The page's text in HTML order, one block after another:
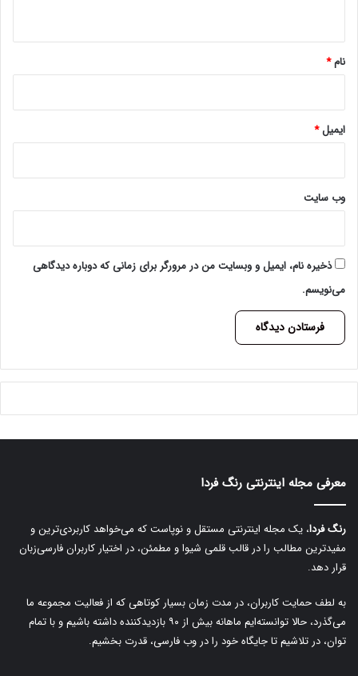
نام*
ایمیل*
وب‌ سایت
ذخیره نام، ایمیل و وبسایت من در مرورگر برای زمانی که دوباره دیدگاهی
می‌نویسم.
l
t
e
n
a
t
i
e
:
معرفی مجله اینترنتی رنگ فردا
رنگ فردا، یک مجله اینترنتی مستقل و نوپاست که می‌خواهد کاربردی‌ترین و
مفیدترین مطالب را در قالب قلمی شیوا و مطمئن، در اختیار کاربران فارسی‌زبان
قرار دهد.
به لطف حمایت کاربران، در مدت زمان بسیار کوتاهی که از فعالیت مجموعه ما
می‌گذرد، حالا توانسته‌ایم ماهانه بیش از ۹۰ بازدیدکننده داشته باشیم و با تمام
توان، در تلاشیم تا جایگاه خود را در وب فارسی، قدرت بخشیم.